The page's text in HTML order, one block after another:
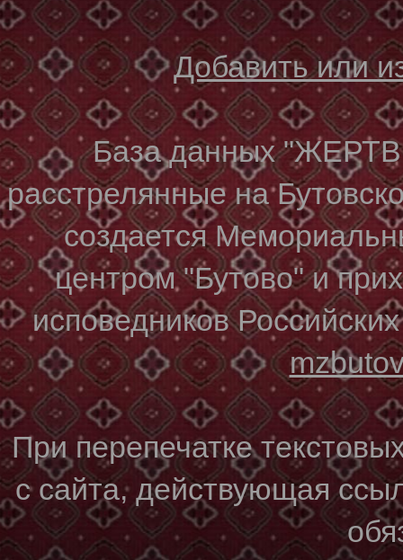
Добавить или
База данных
расстрелянные на
создается
центром "Бутово" и
исповедников
При перепечатке
с сайта, действующая